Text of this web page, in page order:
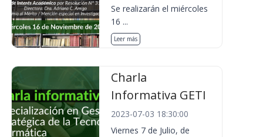
Se realizarán el miércoles
16 ...
Leer más
Charla
Informativa GETI
2023-07-03 18:30:00
Viernes 7 de Julio, de